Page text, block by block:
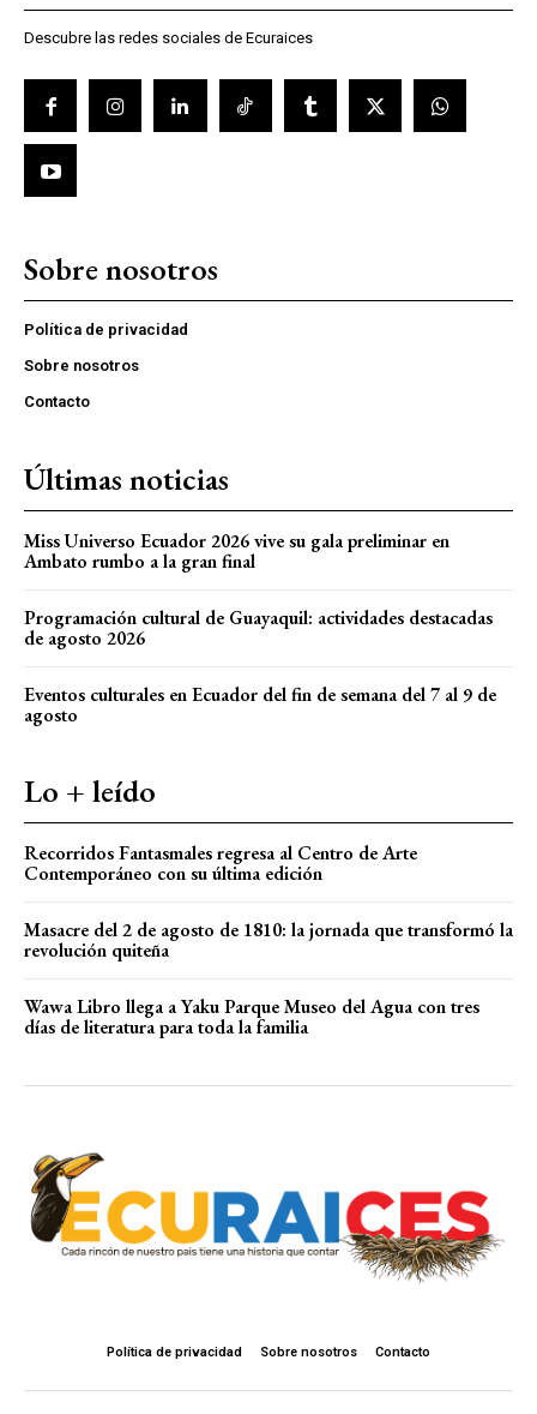
Descubre las redes sociales de Ecuraices
Sobre nosotros
Política de privacidad
Sobre nosotros
Contacto
Últimas noticias
Miss Universo Ecuador 2026 vive su gala preliminar en
Ambato rumbo a la gran final
Programación cultural de Guayaquil: actividades destacadas
de agosto 2026
Eventos culturales en Ecuador del fin de semana del 7 al 9 de
agosto
Lo + leído
Recorridos Fantasmales regresa al Centro de Arte
Contemporáneo con su última edición
Masacre del 2 de agosto de 1810: la jornada que transformó la
revolución quiteña
Wawa Libro llega a Yaku Parque Museo del Agua con tres
días de literatura para toda la familia
Política de privacidad Sobre nosotros Contacto